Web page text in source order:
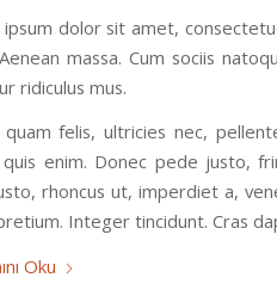
dolor sit amet,
massa. Cum sociis
ridiculus mus.
quam felis, ultricies nec,
quis enim. Donec pede justo,
rhoncus ut, imperdiet a,
Integer tincidunt. Cras
Oku